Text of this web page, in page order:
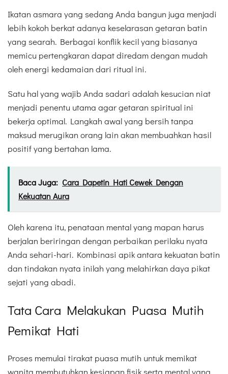
Ikatan asmara yang sedang Anda bangun juga menjadi
lebih kokoh berkat adanya keselarasan getaran batin
yang searah. Berbagai konflik kecil yang biasanya
memicu pertengkaran dapat diredam dengan mudah
oleh energi kedamaian dari ritual ini.
Satu hal yang wajib Anda sadari adalah kesucian niat
menjadi penentu utama agar getaran spiritual ini
bekerja optimal. Langkah awal yang bersih tanpa
maksud merugikan orang lain akan membuahkan hasil
positif yang bertahan lama.
Baca Juga: Cara Dapetin Hati Cewek Dengan
Kekuatan Aura
Oleh karena itu, penataan mental yang mapan harus
berjalan beriringan dengan perbaikan perilaku nyata
Anda sehari-hari. Kombinasi apik antara kekuatan batin
dan tindakan nyata inilah yang melahirkan daya pikat
sejati yang abadi.
Tata Cara Melakukan Puasa Mutih
Pemikat Hati
Proses memulai tirakat puasa mutih untuk memikat